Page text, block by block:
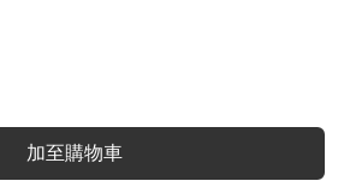
加至購物車